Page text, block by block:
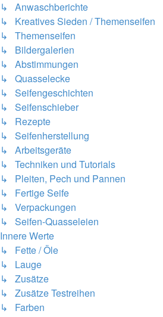
↳ Anwaschberichte
↳ Kreatives Sieden / Themenseifen
↳ Themenseifen
↳ Bildergalerien
↳ Abstimmungen
↳ Quasselecke
↳ Seifengeschichten
↳ Seifenschieber
↳ Rezepte
↳ Seifenherstellung
↳ Arbeitsgeräte
↳ Techniken und Tutorials
↳ Pleiten, Pech und Pannen
↳ Fertige Seife
↳ Verpackungen
↳ Seifen-Quasseleien
Innere Werte
↳ Fette / Öle
↳ Lauge
↳ Zusätze
↳ Zusätze Testreihen
↳ Farben